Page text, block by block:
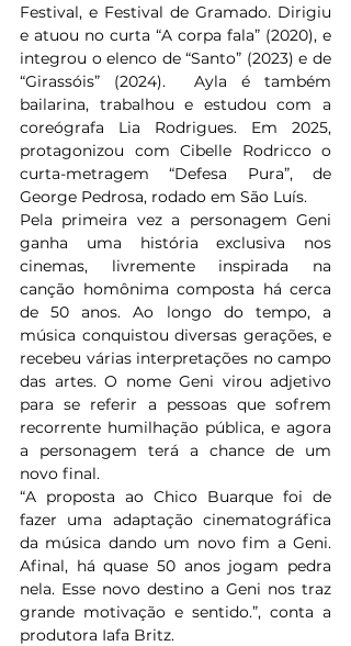
Festival, e Festival de Gramado. Dirigiu
e atuou no curta “A corpa fala” (2020), e
integrou o elenco de “Santo” (2023) e de
“Girassóis” (2024).  Ayla é também
bailarina, trabalhou e estudou com a
coreógrafa Lia Rodrigues. Em 2025,
protagonizou com Cibelle Rodricco o
curta-metragem “Defesa Pura”, de
George Pedrosa, rodado em São Luís.
Pela primeira vez a personagem Geni
ganha uma história exclusiva nos
cinemas, livremente inspirada na
canção homônima composta há cerca
de 50 anos. Ao longo do tempo, a
música conquistou diversas gerações, e
recebeu várias interpretações no campo
das artes. O nome Geni virou adjetivo
para se referir a pessoas que sofrem
recorrente humilhação pública, e agora
a personagem terá a chance de um
novo final.
“A proposta ao Chico Buarque foi de
fazer uma adaptação cinematográfica
da música dando um novo fim a Geni.
Afinal, há quase 50 anos jogam pedra
nela. Esse novo destino a Geni nos traz
grande motivação e sentido.”, conta a
produtora Iafa Britz.